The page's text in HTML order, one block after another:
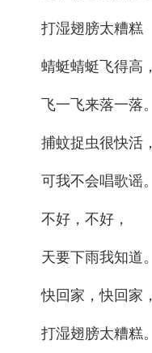
打湿翅膀太糟糕
蜻蜓蜻蜓飞得高，
飞一飞来落一落。
捕蚊捉虫很快活，
可我不会唱歌谣。
不好，不好，
天要下雨我知道。
快回家，快回家，
打湿翅膀太糟糕。